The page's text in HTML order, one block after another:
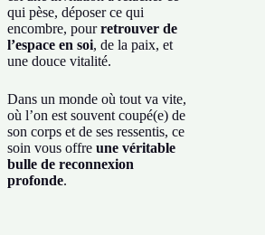
qui pèse, déposer ce qui
encombre, pourretrouver de
l’espace en soi, de la paix, et
une douce vitalité.
Dans un monde où tout va vite,
où l’on est souvent coupé(e) de
son corps et de ses ressentis, ce
soin vous offre une véritable
bulle de reconnexion
profonde.